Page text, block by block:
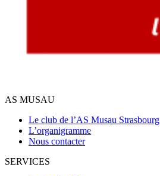
AS MUSAU
Le club de l’AS Musau Strasbourg
L’organigramme
Nous contacter
SERVICES